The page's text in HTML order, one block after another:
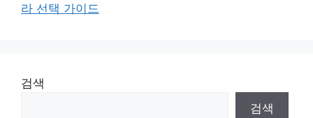
라 선택 가이드
검색
검색